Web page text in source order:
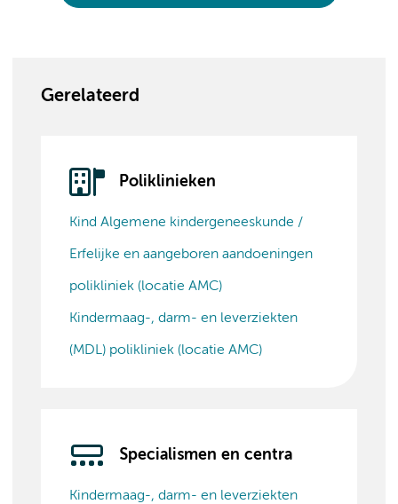
Gerelateerd
Poliklinieken
Kind Algemene kindergeneeskunde /
Erfelijke en aangeboren aandoeningen
polikliniek (locatie AMC)
Kindermaag-, darm- en leverziekten
(MDL) polikliniek (locatie AMC)
Specialismen en centra
Kindermaag-, darm- en leverziekten